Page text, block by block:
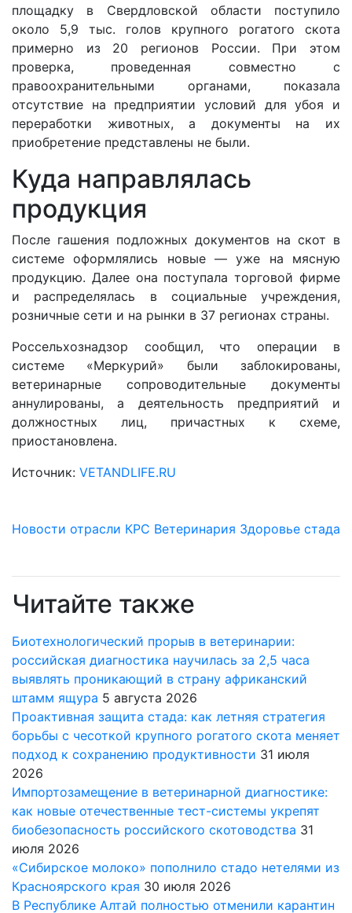
площадку в Свердловской области поступило
около 5,9 тыс. голов крупного рогатого скота
примерно из 20 регионов России. При этом
проверка, проведенная совместно с
правоохранительными органами, показала
отсутствие на предприятии условий для убоя и
переработки животных, а документы на их
приобретение представлены не были.
Куда направлялась
продукция
После гашения подложных документов на скот в
системе оформлялись новые — уже на мясную
продукцию. Далее она поступала торговой фирме
и распределялась в социальные учреждения,
розничные сети и на рынки в 37 регионах страны.
Россельхознадзор сообщил, что операции в
системе «Меркурий» были заблокированы,
ветеринарные сопроводительные документы
аннулированы, а деятельность предприятий и
должностных лиц, причастных к схеме,
приостановлена.
Источник: VETANDLIFE.RU
Новости отрасли КРС Ветеринария Здоровье стада
Читайте также
Биотехнологический прорыв в ветеринарии:
российская диагностика научилась за 2,5 часа
выявлять проникающий в страну африканский
штамм ящура 5 августа 2026
Проактивная защита стада: как летняя стратегия
борьбы с чесоткой крупного рогатого скота меняет
подход к сохранению продуктивности 31 июля
2026
Импортозамещение в ветеринарной диагностике:
как новые отечественные тест-системы укрепят
биобезопасность российского скотоводства 31
июля 2026
«Сибирское молоко» пополнило стадо нетелями из
Красноярского края 30 июля 2026
В Республике Алтай полностью отменили карантин